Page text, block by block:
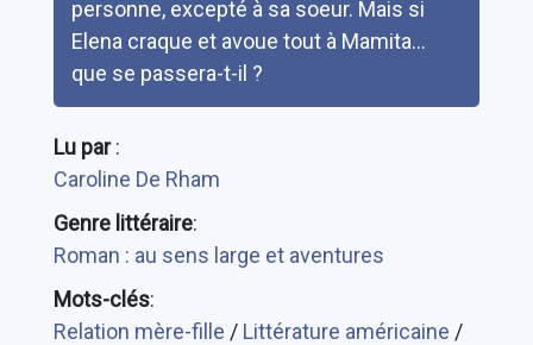
personne, excepté à sa soeur. Mais si
Elena craque et avoue tout à Mamita...
que se passera-t-il ?
Lu par:
Caroline De Rham
Genre littéraire:
Roman : au sens large et aventures
Mots-clés:
Relation mère-fille / Littérature américaine /